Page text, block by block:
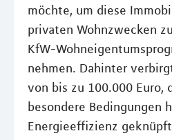
möchte, um diese
privaten Wohnzwecken
KfW-
nehmen. Dahinter
von bis zu 100.000 Euro,
besondere Bedingungen
Energieeffizienz